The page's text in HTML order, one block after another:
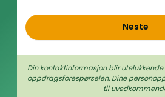
Neste
Din kontaktinformasjon blir
oppdrags­forespørselen. Dine
til